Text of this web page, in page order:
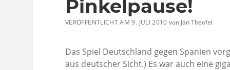
Pinkelpause!
VERÖFFENTLICHT AM 9. JULI 2010von Jan Theofel
Das Spiel Deutschland gegen Spanien
aus deutscher Sicht.) Es war auch eine